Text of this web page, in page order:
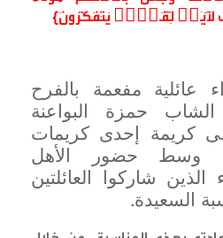
لِّقَوۡمٖ يَتَفَكَّرُونَ}
مفعمة بالفرح
حمزة البواعنة
كريمة إحدى كريمات
وسط حضور الأهل
الذين شاركوا العائلتين
السعيدة.